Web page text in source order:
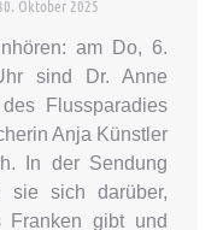
Oktober 2025
am Do, 6.
sind Dr. Anne
Flussparadies
Anja Künstler
In der Sendung
sie sich darüber,
Franken gibt und